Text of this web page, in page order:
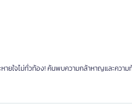
ใจไม่ทั่วท้อง! ค้นพบความกล้าหาญและความ